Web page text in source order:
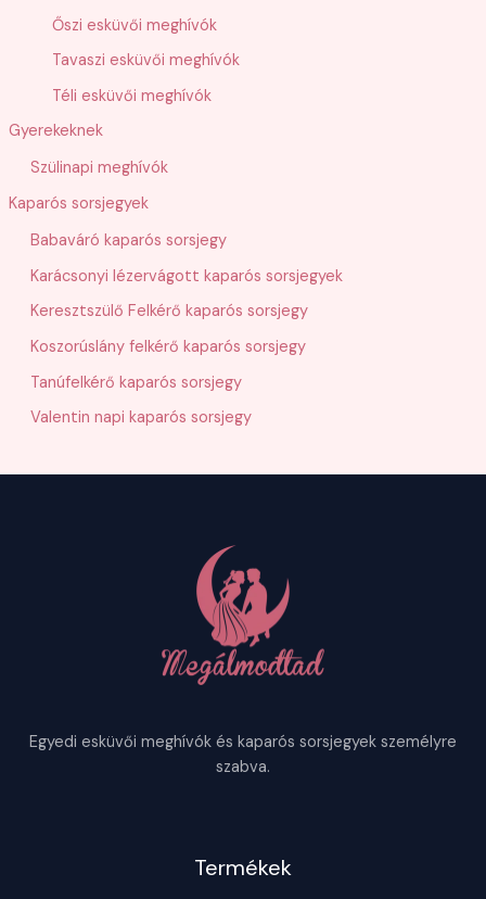
Őszi esküvői meghívók
Tavaszi esküvői meghívók
Téli esküvői meghívók
Gyerekeknek
Szülinapi meghívók
Kaparós sorsjegyek
Babaváró kaparós sorsjegy
Karácsonyi lézervágott kaparós sorsjegyek
Keresztszülő Felkérő kaparós sorsjegy
Koszorúslány felkérő kaparós sorsjegy
Tanúfelkérő kaparós sorsjegy
Valentin napi kaparós sorsjegy
Egyedi esküvői meghívók és kaparós sorsjegyek személyre
szabva.
Termékek